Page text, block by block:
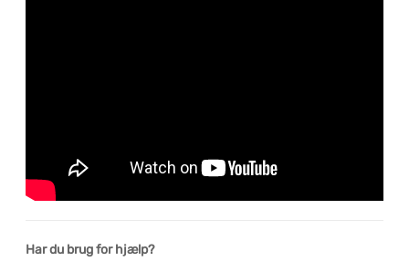
Har du brug for hjælp?